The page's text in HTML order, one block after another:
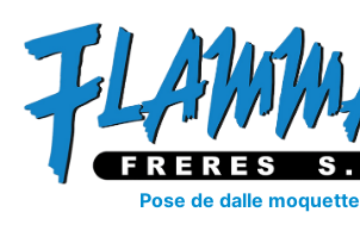
Pose de dalle moquette